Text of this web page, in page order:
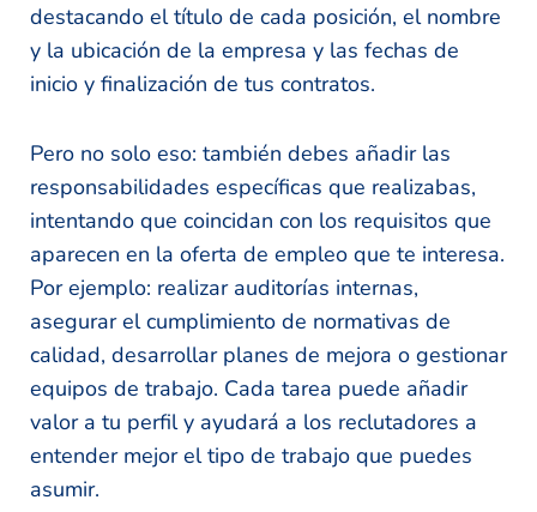
destacando el título de cada posición, el nombre
y la ubicación de la empresa y las fechas de
inicio y finalización de tus contratos.
Pero no solo eso: también debes añadir las
responsabilidades específicas que realizabas,
intentando que coincidan con los requisitos que
aparecen en la oferta de empleo que te interesa.
Por ejemplo: realizar auditorías internas,
asegurar el cumplimiento de normativas de
calidad, desarrollar planes de mejora o gestionar
equipos de trabajo. Cada tarea puede añadir
valor a tu perfil y ayudará a los reclutadores a
entender mejor el tipo de trabajo que puedes
asumir.